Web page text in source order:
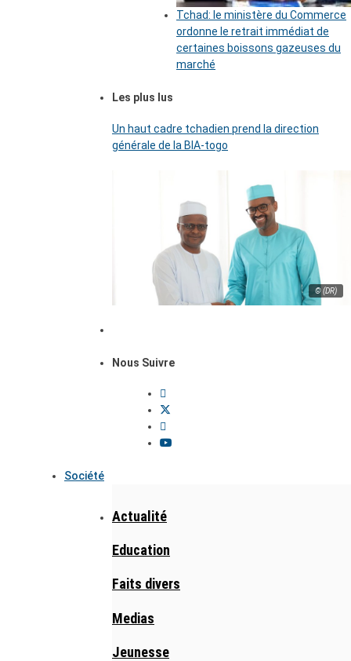
Tchad: le ministère du Commerce
ordonne le retrait immédiat de
certaines boissons gazeuses du
marché
Les plus lus
Un haut cadre tchadien prend la direction
générale de la BIA-togo
© (DR)
Nous Suivre
Société
Actualité
Education
Faits divers
Medias
Jeunesse